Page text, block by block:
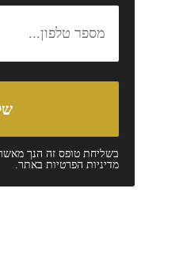
בשליחת טופס זה הנך
מדיניות הפרטיותבאתר.